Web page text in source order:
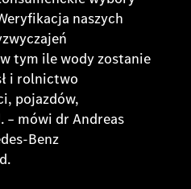
naszych
tym ile wody zostanie
i rolnictwo
pojazdów,
– mówi dr Andreas
Benz